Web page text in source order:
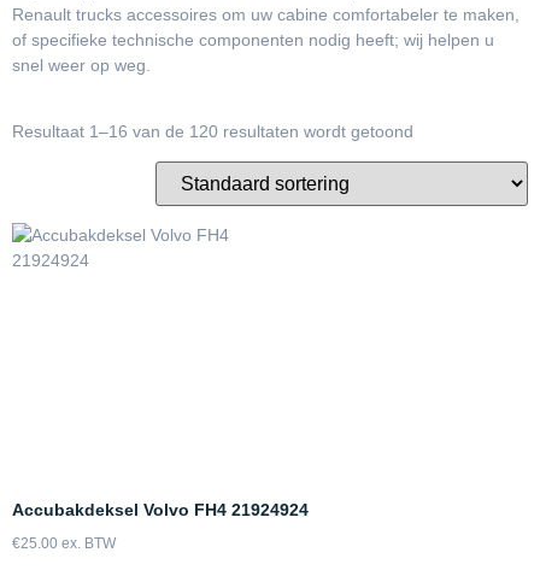
Renault trucks accessoires om uw cabine comfortabeler te maken,
of specifieke technische componenten nodig heeft; wij helpen u
snel weer op weg.
Resultaat 1–16 van de 120 resultaten wordt getoond
Accubakdeksel Volvo FH4 21924924
€25.00 ex. BTW